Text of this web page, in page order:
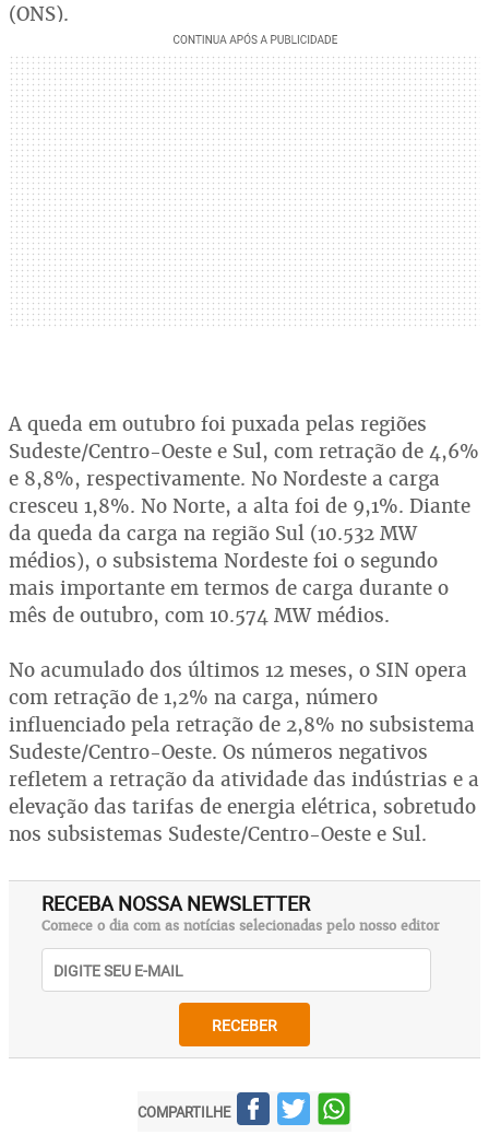
(ONS).
A queda em outubro foi puxada pelas regiões
Sudeste/Centro-Oeste e Sul, com retração de 4,6%
e 8,8%, respectivamente. No Nordeste a carga
cresceu 1,8%. No Norte, a alta foi de 9,1%. Diante
da queda da carga na região Sul (10.532 MW
médios), o subsistema Nordeste foi o segundo
mais importante em termos de carga durante o
mês de outubro, com 10.574 MW médios.
No acumulado dos últimos 12 meses, o SIN opera
com retração de 1,2% na carga, número
influenciado pela retração de 2,8% no subsistema
Sudeste/Centro-Oeste. Os números negativos
refletem a retração da atividade das indústrias e a
elevação das tarifas de energia elétrica, sobretudo
nos subsistemas Sudeste/Centro-Oeste e Sul.
RECEBA NOSSA NEWSLETTER
Comece o dia com as notícias selecionadas pelo nosso editor
RECEBER
COMPARTILHE